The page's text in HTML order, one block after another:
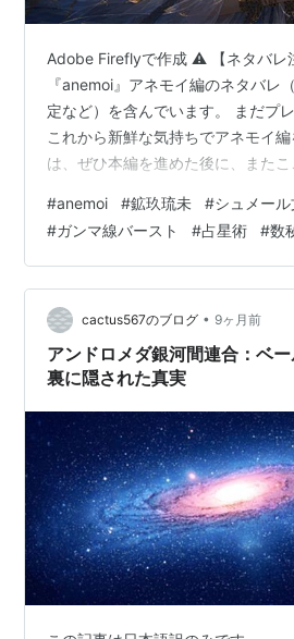
Adobe Fireflyで作成 ⚠️ 【ネタバレ
『anemoi』アネモイ編のネタバレ
定など）を含んでいます。 まだプ
これから新鮮な気持ちでアネモイ
は、ぜひ本編を進めた後に、また
レを含みます（クリックして開く）
事を書こうと思ったきっかけは、
ネモイ編で玖琉未の口から語られ
「ニンリル」という言葉を聞いて
す。 玖琉未 「空から降りてきた人
「私だけ…
#anemoi #鉱玖琉未 #シュメール
#ガンマ線バースト #占星術 #数
cactus567のブログ • 9ヶ月前
アンドロメダ銀河間連合：ベ
裏に隠された真実